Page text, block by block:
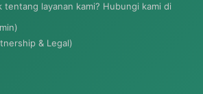
tentang layanan kami? Hubungi kami di
& Legal)